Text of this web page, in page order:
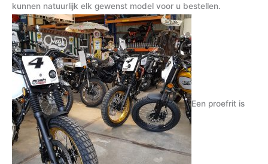
kunnen natuurlijk elk gewenst model voor u bestellen.
Een proefrit is